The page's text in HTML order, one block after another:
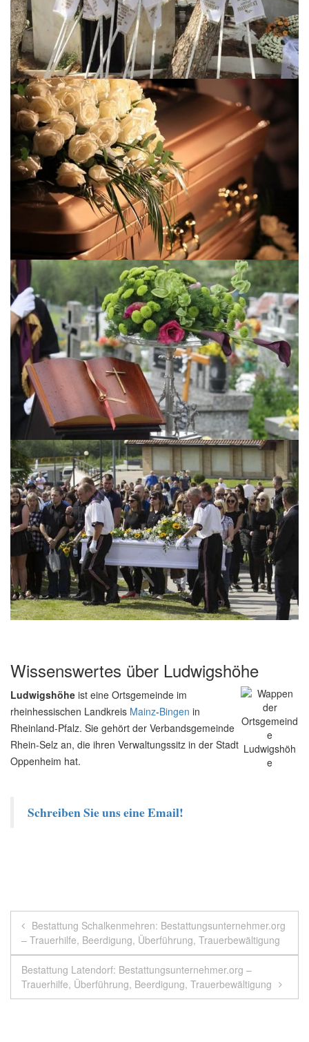
Wissenswertes über Ludwigshöhe
Ludwigshöhe ist eine Ortsgemeinde im
rheinhessischen Landkreis Mainz-Bingen in
Rheinland-Pfalz. Sie gehört der Verbandsgemeinde
Rhein-Selz an, die ihren Verwaltungssitz in der Stadt
Oppenheim hat.
Schreiben Sie uns eine Email!
Beitragsnavigation
Bestattung Schalkenmehren: Bestattungsunternehmer.org
– Trauerhilfe, Beerdigung, Überführung, Trauerbewältigung
Bestattung Latendorf: Bestattungsunternehmer.org –
Trauerhilfe, Überführung, Beerdigung, Trauerbewältigung